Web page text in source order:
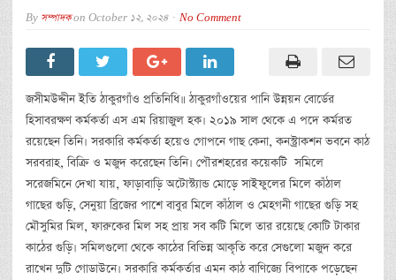
By সম্পাদকon October 12, 2024 No Comment
জসীমউদ্দীন ইতি ঠাকুরগাঁও প্রতিনিধি॥ ঠাকুরগাঁওয়ের পানি উন্নয়ন বোর্ডের
হিসাবরক্ষণ কর্মকর্তা এস এম রিয়াজুল হক। ২০১৯ সাল থেকে এ পদে কর্মরত
রয়েছেন তিনি। সরকারি কর্মকর্তা হয়েও গোপনে গাছ কেনা, কনস্ট্রাকশন ভবনে কাঠ
সরবরাহ, বিক্রি ও মজুদ করেছেন তিনি। পৌরশহরের কয়েকটি সমিলে
সরেজমিনে দেখা যায়, ফাড়াবাড়ি অটোস্ট্যান্ড মোড়ে সাইফুলের মিলে কাঁঠাল
গাছের গুড়ি, সেনুয়া ব্রিজের পাশে বাবুর মিলে কাঁঠাল ও মেহগনী গাছের গুড়ি সহ
মৌসুমির মিল, ফারুকের মিল সহ প্রায় সব কটি মিলে তার রয়েছে কোটি টাকার
কাঠের গুড়ি। সমিলগুলো থেকে কাঠের বিভিন্ন আকৃতি করে সেগুলো মজুদ করে
রাখেন দুটি গোডাউনে। সরকারি কর্মকর্তার এমন কাঠ বাণিজ্যে বিপাকে পড়েছেন